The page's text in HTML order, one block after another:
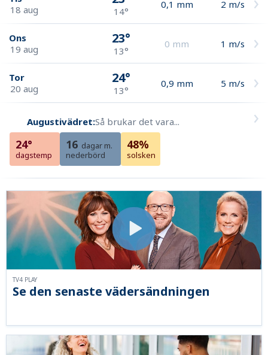
18 aug
14°
0,1 mm 2 m/s
Ons
19 aug
23°
13°
0 mm 1 m/s
Tor
20 aug
24°
13°
0,9 mm 5 m/s
Augustivädret:Så brukar det vara...
24°
dagstemp
16 dagar m.
nederbörd
48%
solsken
Se den senaste vädersändningen
TV4 PLAY